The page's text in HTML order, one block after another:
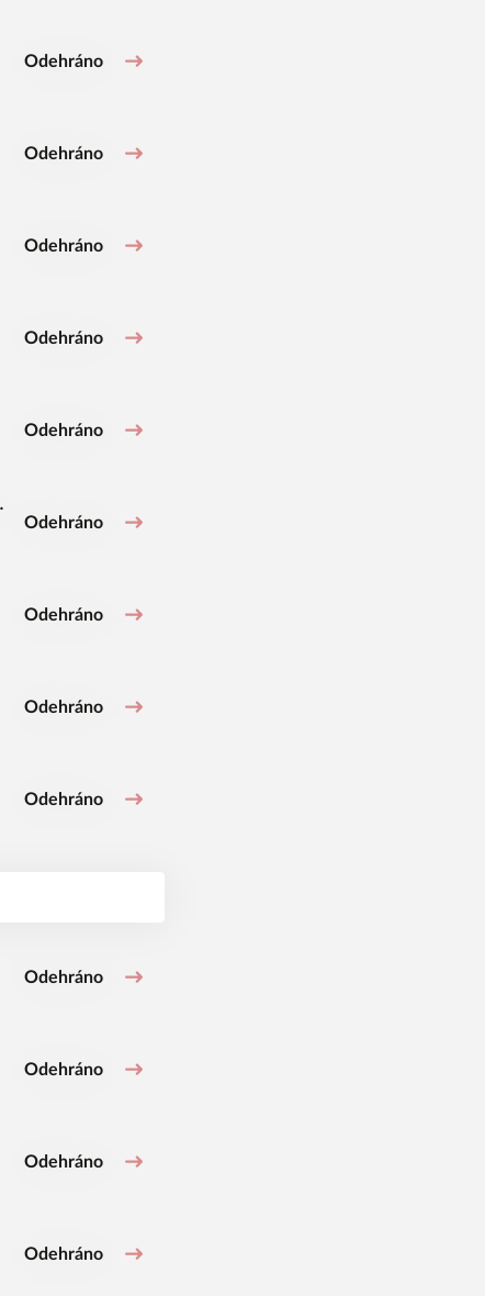
Odehráno
Odehráno
Odehráno
Odehráno
Odehráno
Odehráno
Odehráno
Odehráno
Odehráno
Odehráno
Odehráno
Odehráno
Odehráno